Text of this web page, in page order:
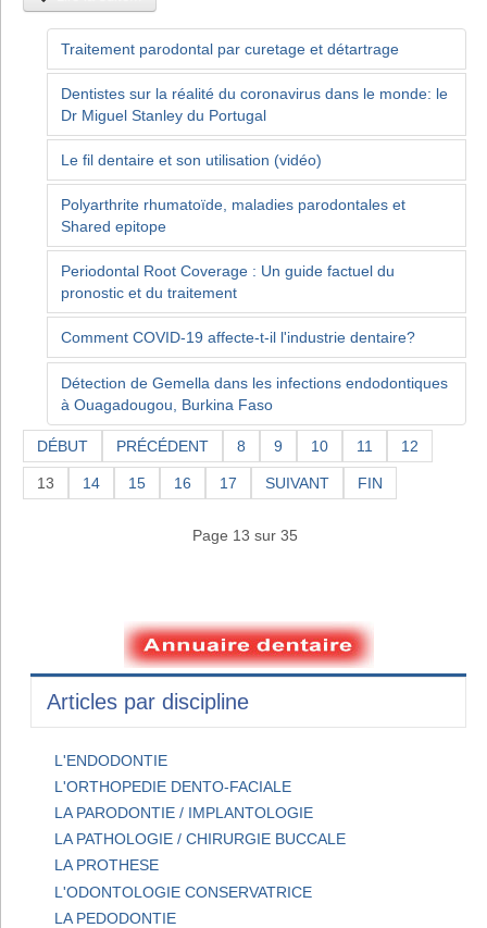
Traitement parodontal par curetage et détartrage
Dentistes sur la réalité du coronavirus dans le monde: le
Dr Miguel Stanley du Portugal
Le fil dentaire et son utilisation (vidéo)
Polyarthrite rhumatoïde, maladies parodontales et
Shared epitope
Periodontal Root Coverage : Un guide factuel du
pronostic et du traitement
Comment COVID-19 affecte-t-il l'industrie dentaire?
Détection de Gemella dans les infections endodontiques
à Ouagadougou, Burkina Faso
DÉBUT PRÉCÉDENT 8 9 10 11 12
13 14 15 16 17 SUIVANT FIN
Page 13 sur 35
Articles par discipline
L'ENDODONTIE
L'ORTHOPEDIE DENTO-FACIALE
LA PARODONTIE / IMPLANTOLOGIE
LA PATHOLOGIE / CHIRURGIE BUCCALE
LA PROTHESE
L'ODONTOLOGIE CONSERVATRICE
LA PEDODONTIE